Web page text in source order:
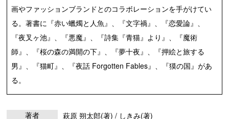
画やファッションブランドとのコラボレーションを手がけてい
る。著書に『赤い蠟燭と人魚』、『文字禍』、『恋愛論』、
『夜叉ヶ池』、『悪魔』、『詩集『青猫』より』、『魔術
師』、『桜の森の満開の下』、『夢十夜』、『押絵と旅する
男』、『猫町』、『夜話 Forgotten Fables』、『獏の国』があ
る。
著者
萩原 朔太郎(著) / しきみ(著)